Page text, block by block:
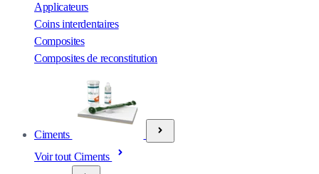
Applicateurs
Coins interdentaires
Composites
Composites de reconstitution
Ciments
Voir tout Ciments